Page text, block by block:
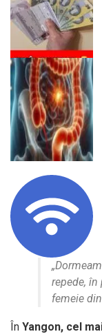
repede, în
femeie
În Yangon, cel